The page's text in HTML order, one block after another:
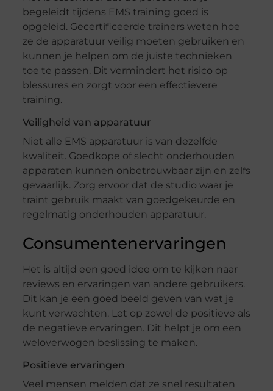
begeleidt tijdens EMS training goed is
opgeleid. Gecertificeerde trainers weten hoe
ze de apparatuur veilig moeten gebruiken en
kunnen je helpen om de juiste technieken
toe te passen. Dit vermindert het risico op
blessures en zorgt voor een effectievere
training.
Veiligheid van apparatuur
Niet alle EMS apparatuur is van dezelfde
kwaliteit. Goedkope of slecht onderhouden
apparaten kunnen onbetrouwbaar zijn en zelfs
gevaarlijk. Zorg ervoor dat de studio waar je
traint gebruik maakt van goedgekeurde en
regelmatig onderhouden apparatuur.
Consumentenervaringen
Het is altijd een goed idee om te kijken naar
reviews en ervaringen van andere gebruikers.
Dit kan je een goed beeld geven van wat je
kunt verwachten. Let op zowel de positieve als
de negatieve ervaringen. Dit helpt je om een
weloverwogen beslissing te maken.
Positieve ervaringen
Veel mensen melden dat ze snel resultaten